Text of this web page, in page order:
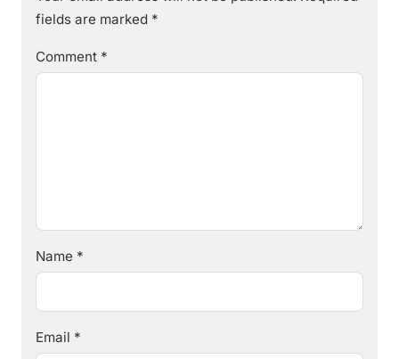
fields are marked *
Comment *
Name *
Email *